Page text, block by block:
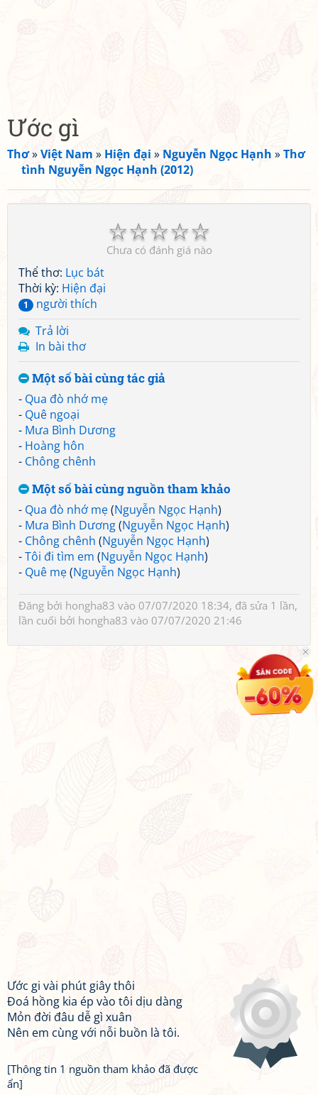
Ước gì
Thơ»Việt Nam » Hiện đại » Nguyễn Ngọc Hạnh »Thơ
tình Nguyễn Ngọc Hạnh (2012)
☆
☆
☆
☆
☆
Chưa có đánh giá nào
Thể thơ: Lục bát
Thời kỳ: Hiện đại
1
người thích
Trả lời
In bài thơ
Một số bài cùng tác giả
- Qua đò nhớ mẹ
- Quê ngoại
- Mưa Bình Dương
- Hoàng hôn
- Chông chênh
Một số bài cùng nguồn tham khảo
- Qua đò nhớ mẹ(Nguyễn Ngọc Hạnh)
- Mưa Bình Dương(Nguyễn Ngọc Hạnh)
- Chông chênh (Nguyễn Ngọc Hạnh)
-Tôi đi tìm em (Nguyễn Ngọc Hạnh)
- Quê mẹ(Nguyễn Ngọc Hạnh)
Đăng bởi hongha83 vào 07/07/2020 18:34, đã sửa 1 lần,
lần cuối bởi hongha83 vào 07/07/2020 21:46
Ước gi vài phút giây thôi
Đoá hồng kia ép vào tôi dịu dàng
Mỏn đời đâu dễ gì xuân
Nên em cùng với nỗi buồn là tôi.
[Thông tin 1 nguồn tham khảo đã được
ẩn]